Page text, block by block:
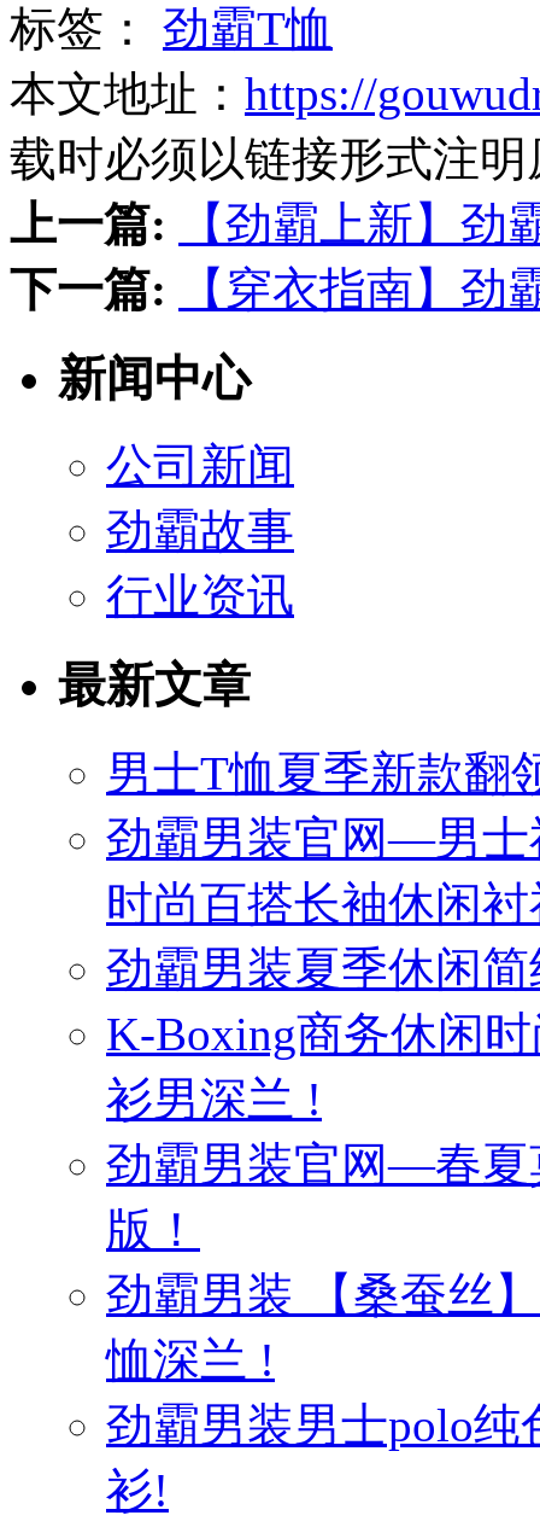
标签： 劲霸T恤
本文地址： https://
载时必须以链接形式注
上一篇:
【劲霸上新】
下一篇:
【穿衣指南】
新闻中心
公司新闻
劲霸故事
行业资讯
最新文章
男士T恤夏季新款翻
劲霸男装官网—男士
时尚百搭长袖休闲
劲霸男装夏季休闲
K-Boxing商务休闲
衫男深兰 !
劲霸男装官网—春夏
版！
劲霸男装 【桑蚕丝
恤深兰 !
劲霸男装男士polo
衫!